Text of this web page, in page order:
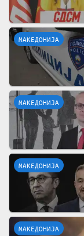
МАКЕДОНИЈА
МАКЕДОНИЈА
МАКЕДОНИЈА
МАКЕДОНИЈА